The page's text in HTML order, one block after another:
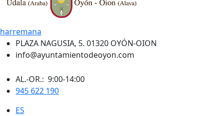
harremana
PLAZA NAGUSIA, 5. 01320 OYÓN-OION
info@ayuntamientodeoyon.com
AL.-OR.: 9:00-14:00
945 622 190
ES